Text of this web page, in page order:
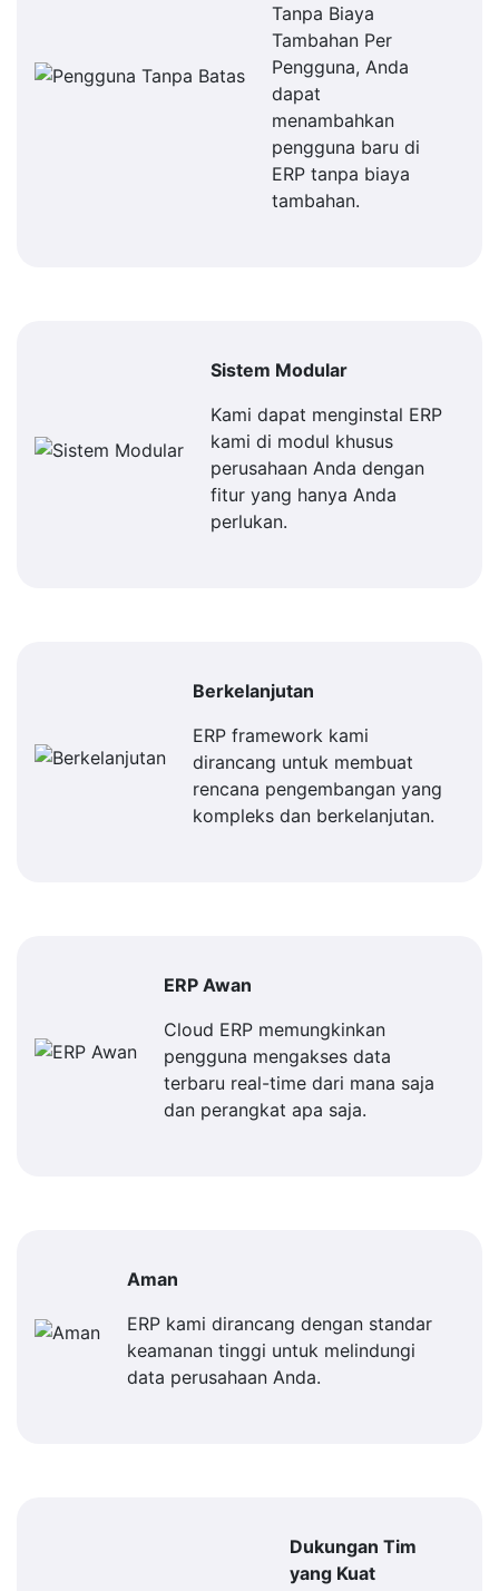
Tanpa Biaya
Tambahan Per
Pengguna, Anda
dapat
menambahkan
pengguna baru di
ERP tanpa biaya
tambahan.
Sistem Modular
Kami dapat menginstal ERP
kami di modul khusus
perusahaan Anda dengan
fitur yang hanya Anda
perlukan.
Berkelanjutan
ERP framework kami
dirancang untuk membuat
rencana pengembangan yang
kompleks dan berkelanjutan.
ERP Awan
Cloud ERP memungkinkan
pengguna mengakses data
terbaru real-time dari mana saja
dan perangkat apa saja.
Aman
ERP kami dirancang dengan standar
keamanan tinggi untuk melindungi
data perusahaan Anda.
Dukungan Tim
yang Kuat